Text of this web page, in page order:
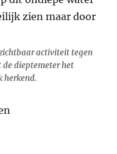
activiteit tegen
de dieptemeter het
herkend.